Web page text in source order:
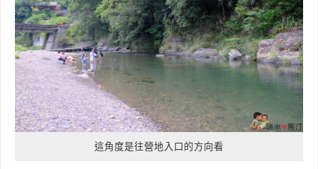
這角度是往營地入口的方向看